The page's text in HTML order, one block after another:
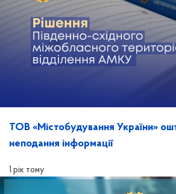
ТОВ «Містобудування України»
неподання інформації
1 рік тому